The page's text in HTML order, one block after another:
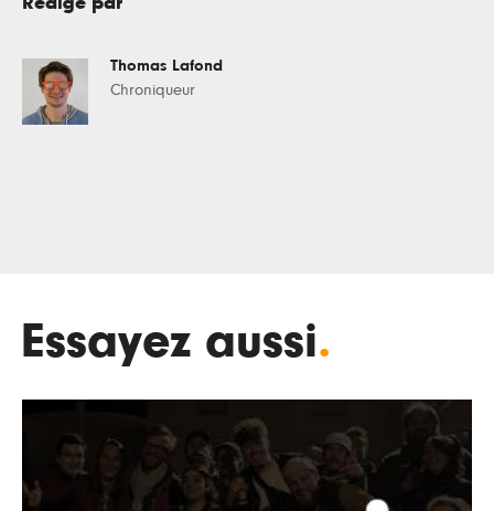
Thomas Lafond
Chroniqueur
Essayez aussi.